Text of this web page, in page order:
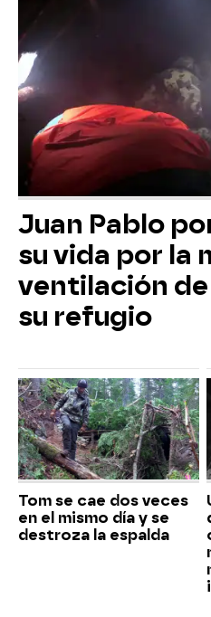
Juan Pablo
su vida por la
ventilación
su refugio
Tom se cae dos veces
en el mismo día y se
destroza la espalda